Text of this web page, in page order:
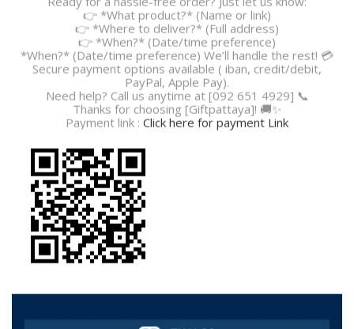
Ready for a hassle-free order? Just let us know:
👉 *What product?* (Name or link)
👉 *Where to deliver?* (Full address)
👉 *When?* (Date/time preference)
*When?* (Date/time preference) We’ll handle the rest! 💳
Secure payment options available ( iban, credit/debit,
PayPal, Apple Pay).
Need help? Call us anytime at [092 651 4929] 📞
Thanks for choosing [Giftpattaya]! 🚚✨
Payment link : Click here for payment Link